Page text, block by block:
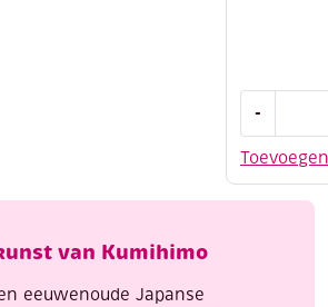
Toevoegen
-
1,5
5,48
van Kumihimo
eeuwenoude Japanse